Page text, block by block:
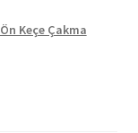
Ön Keçe Çakma